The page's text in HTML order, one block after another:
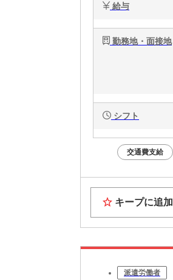
給与
勤務地・面接地
シフト
交通費支給
キープに追加
派遣労働者